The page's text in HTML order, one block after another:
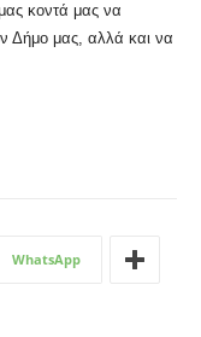
κοντά μας να
Δήμο μας, αλλά και να
WhatsApp